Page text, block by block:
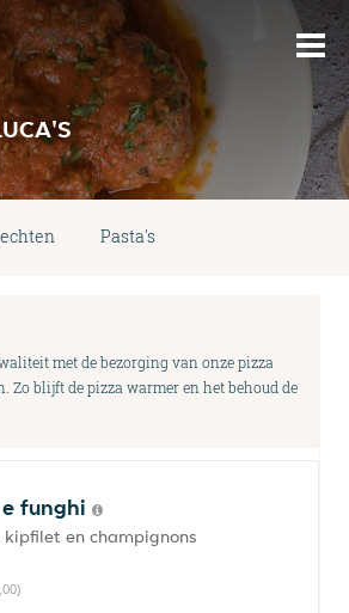
Pasta's
met de bezorging van onze pizza
Zo blijft de pizza warmer en het behoud de
funghi
en champignons